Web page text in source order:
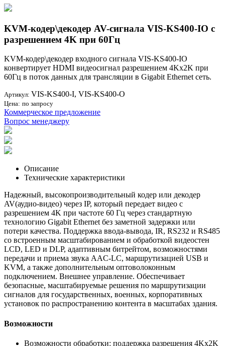
KVM-кодер\декодер AV-сигнала VIS-KS400-IO с
разрешением 4K при 60Гц
KVM-кодер\декодер входного сигнала VIS-KS400-IO
конвертирует HDMI видеосигнал разрешением 4Kx2K при
60Гц в поток данных для трансляции в Gigabit Ethernet сеть.
Артикул: VIS-KS400-I, VIS-KS400-O
Цена: по запросу
Коммерческое предложение
Вопрос менеджеру
Описание
Технические характеристики
Надежный, высокопроизводительный кодер или декодер
AV(аудио-видео) через IP, который передает видео с
разрешением 4K при частоте 60 Гц через стандартную
технологию Gigabit Ethernet без заметной задержки или
потери качества. Поддержка ввода-вывода, IR, RS232 и RS485
со встроенным масштабированием и обработкой видеостен
LCD, LED и DLP, адаптивным битрейтом, возможностями
передачи и приема звука AAC-LC, маршрутизацией USB и
KVM, а также дополнительным оптоволоконным
подключением. Внешнее управление. Обеспечивает
безопасные, масштабируемые решения по маршрутизации
сигналов для государственных, военных, корпоративных
установок по распространению контента в масштабах здания.
Возможности
Возможности обработки: поддержка разрешения 4Kx2K